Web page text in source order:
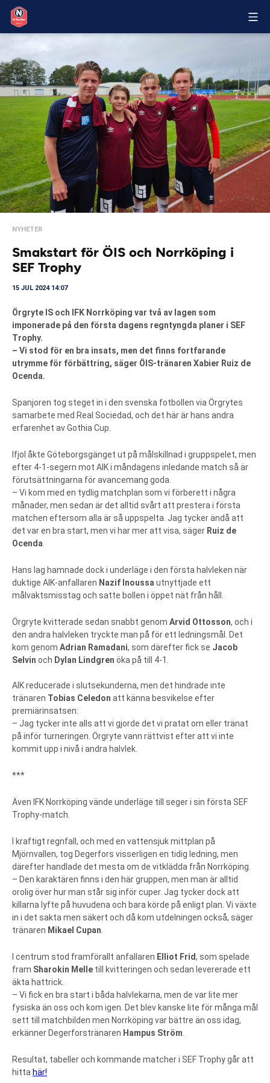
NYHETER
Smakstart för ÖIS och Norrköping i
SEF Trophy
15 JUL 2024 14:07
Örgryte IS och IFK Norrköping var två av lagen som
imponerade på den första dagens regntyngda planer i SEF
Trophy.
– Vi stod för en bra insats, men det finns fortfarande
utrymme för förbättring, säger ÖIS-tränaren Xabier Ruiz de
Ocenda.
Spanjoren tog steget in i den svenska fotbollen via Örgrytes
samarbete med Real Sociedad, och det här är hans andra
erfarenhet av Gothia Cup.
Ifjol åkte Göteborgsgänget ut på målskillnad i gruppspelet, men
efter 4-1-segern mot AIK i måndagens inledande match så är
förutsättningarna för avancemang goda.
– Vi kom med en tydlig matchplan som vi förberett i några
månader, men sedan är det alltid svårt att prestera i första
matchen eftersom alla är så uppspelta. Jag tycker ändå att
det var en bra start, men vi har mer att visa, säger Ruiz de
Ocenda
Hans lag hamnade dock i underläge i den första halvleken när
duktige AIK-anfallaren Nazif Inoussa utnyttjade ett
målvaktsmisstag och satte bollen i öppet nät från håll.
Örgryte kvitterade sedan snabbt genom Arvid Ottosson, och i
den andra halvleken tryckte man på för ett ledningsmål. Det
kom genom Adrian Ramadani, som därefter fick se Jacob
Selvin och Dylan Lindgren öka på till 4-1.
AIK reducerade i slutsekunderna, men det hindrade inte
tränaren Tobias Celedon att känna besvikelse efter
premiärinsatsen:
– Jag tycker inte alls att vi gjorde det vi pratat om eller tränat
på inför turneringen. Örgryte vann rättvist efter att vi inte
kommit upp i nivå i andra halvlek.
***
Även IFK Norrköping vände underläge till seger i sin första SEF
Trophy-match.
I kraftigt regnfall, och med en vattensjuk mittplan på
Mjörnvallen, tog Degerfors visserligen en tidig ledning, men
därefter handlade det mesta om de vitklädda från Norrköping.
– Den karaktären finns i den här gruppen, men man är alltid
orolig över hur man står sig inför cuper. Jag tycker dock att
killarna lyfte på huvudena och bara körde på enligt plan. Vi växte
in i det sakta men säkert och då kom utdelningen också, säger
tränaren Mikael Cupan
I centrum stod framförallt anfallaren Elliot Frid, som spelade
fram Sharokin Melle till kvitteringen och sedan levererade ett
äkta hattrick.
– Vi fick en bra start i båda halvlekarna, men de var lite mer
fysiska än oss och kom igen. Det blev kanske lite för många mål
sett till matchbilden men Norrköping var bättre än oss idag,
erkänner Degerforstränaren Hampus Ström
Resultat, tabeller och kommande matcher i SEF Trophy går att
hitta här!